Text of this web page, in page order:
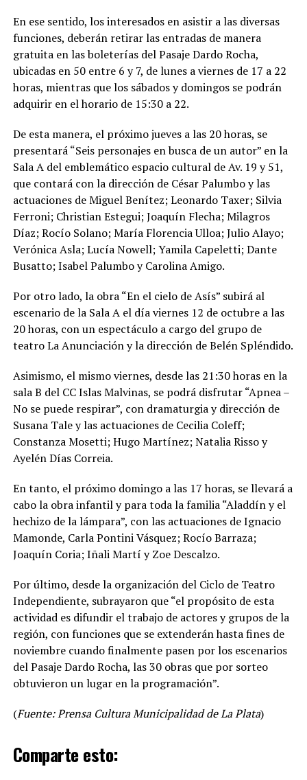
En ese sentido, los interesados en asistir a las diversas
funciones, deberán retirar las entradas de manera
gratuita en las boleterías del Pasaje Dardo Rocha,
ubicadas en 50 entre 6 y 7, de lunes a viernes de 17 a 22
horas, mientras que los sábados y domingos se podrán
adquirir en el horario de 15:30 a 22.
De esta manera, el próximo jueves a las 20 horas, se
presentará “Seis personajes en busca de un autor” en la
Sala A del emblemático espacio cultural de Av. 19 y 51,
que contará con la dirección de César Palumbo y las
actuaciones de Miguel Benítez; Leonardo Taxer; Silvia
Ferroni; Christian Estegui; Joaquín Flecha; Milagros
Díaz; Rocío Solano; María Florencia Ulloa; Julio Alayo;
Verónica Asla; Lucía Nowell; Yamila Capeletti; Dante
Busatto; Isabel Palumbo y Carolina Amigo.
Por otro lado, la obra “En el cielo de Asís” subirá al
escenario de la Sala A el día viernes 12 de octubre a las
20 horas, con un espectáculo a cargo del grupo de
teatro La Anunciación y la dirección de Belén Spléndido.
Asimismo, el mismo viernes, desde las 21:30 horas en la
sala B del CC Islas Malvinas, se podrá disfrutar “Apnea –
No se puede respirar”, con dramaturgia y dirección de
Susana Tale y las actuaciones de Cecilia Coleff;
Constanza Mosetti; Hugo Martínez; Natalia Risso y
Ayelén Días Correia.
En tanto, el próximo domingo a las 17 horas, se llevará a
cabo la obra infantil y para toda la familia “Aladdín y el
hechizo de la lámpara”, con las actuaciones de Ignacio
Mamonde, Carla Pontini Vásquez; Rocío Barraza;
Joaquín Coria; Iñali Martí y Zoe Descalzo.
Por último, desde la organización del Ciclo de Teatro
Independiente, subrayaron que “el propósito de esta
actividad es difundir el trabajo de actores y grupos de la
región, con funciones que se extenderán hasta fines de
noviembre cuando finalmente pasen por los escenarios
del Pasaje Dardo Rocha, las 30 obras que por sorteo
obtuvieron un lugar en la programación”.
(Fuente: Prensa Cultura Municipalidad de La Plata)
Comparte esto: